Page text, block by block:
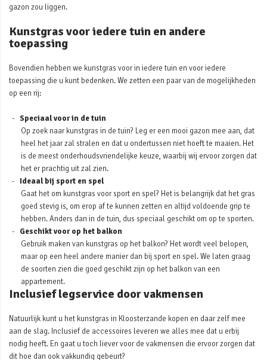
gazon zou liggen.
Kunstgras voor iedere tuin en andere
toepassing
Bovendien hebben we kunstgras voor in iedere tuin en voor iedere
toepassing die u kunt bedenken. We zetten een paar van de mogelijkheden
op een rij:
Speciaal voor in de tuin
Op zoek naar kunstgras in de tuin? Leg er een mooi gazon mee aan, dat
heel het jaar zal stralen en dat u ondertussen niet hoeft te maaien. Het
is de meest onderhoudsvriendelijke keuze, waarbij wij ervoor zorgen dat
het er prachtig uit zal zien.
Ideaal bij sport en spel
Gaat het om kunstgras voor sport en spel? Het is belangrijk dat het gras
goed stevig is, om erop af te kunnen zetten en altijd voldoende grip te
hebben. Anders dan in de tuin, dus speciaal geschikt om op te sporten.
Geschikt voor op het balkon
Gebruik maken van kunstgras op het balkon? Het wordt veel belopen,
maar op een heel andere manier dan bij sport en spel. We laten graag
de soorten zien die goed geschikt zijn op het balkon van een
appartement.
Inclusief legservice door vakmensen
Natuurlijk kunt u het kunstgras in Kloosterzande kopen en daar zelf mee
aan de slag. Inclusief de accessoires leveren we alles mee dat u erbij
nodig heeft. En gaat u toch liever voor de vakmensen die ervoor zorgen dat
dit hoe dan ook vakkundig gebeurt?